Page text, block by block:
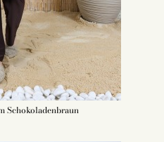
Schokoladenbraun